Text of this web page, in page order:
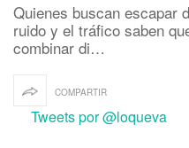
Quienes buscan escapar
ruido y el tráfico saben
combinar di…
COMPARTIR
Tweets por @loqueva